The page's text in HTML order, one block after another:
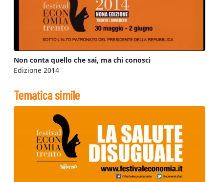
Non conta quello che sai, ma chi conosci
Edizione 2014
Tematica simile